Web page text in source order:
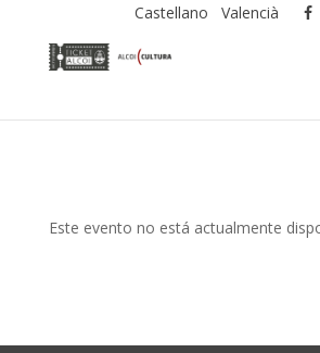
Castellano Valencià
Este evento no está actualmente